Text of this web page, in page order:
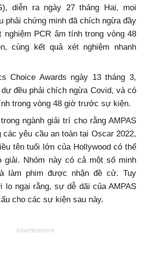
diễn ra ngày 27 tháng Hai, mọi
phải chứng minh đã chích ngừa đầy
nghiệm PCR âm tính trong vòng 48
cùng kết quả xét nghiệm nhanh
Choice Awards ngày 13 tháng 3,
đều phải chích ngừa Covid, và có
trong vòng 48 giờ trước sự kiện.
ngành giải trí cho rằng AMPAS
các yêu cầu an toàn tại Oscar 2022,
tên tuổi lớn của Hollywood có thể
giải. Nhóm này có cả một số minh
làm phim được nhận đề cử. Tuy
lo ngại rằng, sự dễ dãi của AMPAS
cho các sự kiện sau này.
Advertisement